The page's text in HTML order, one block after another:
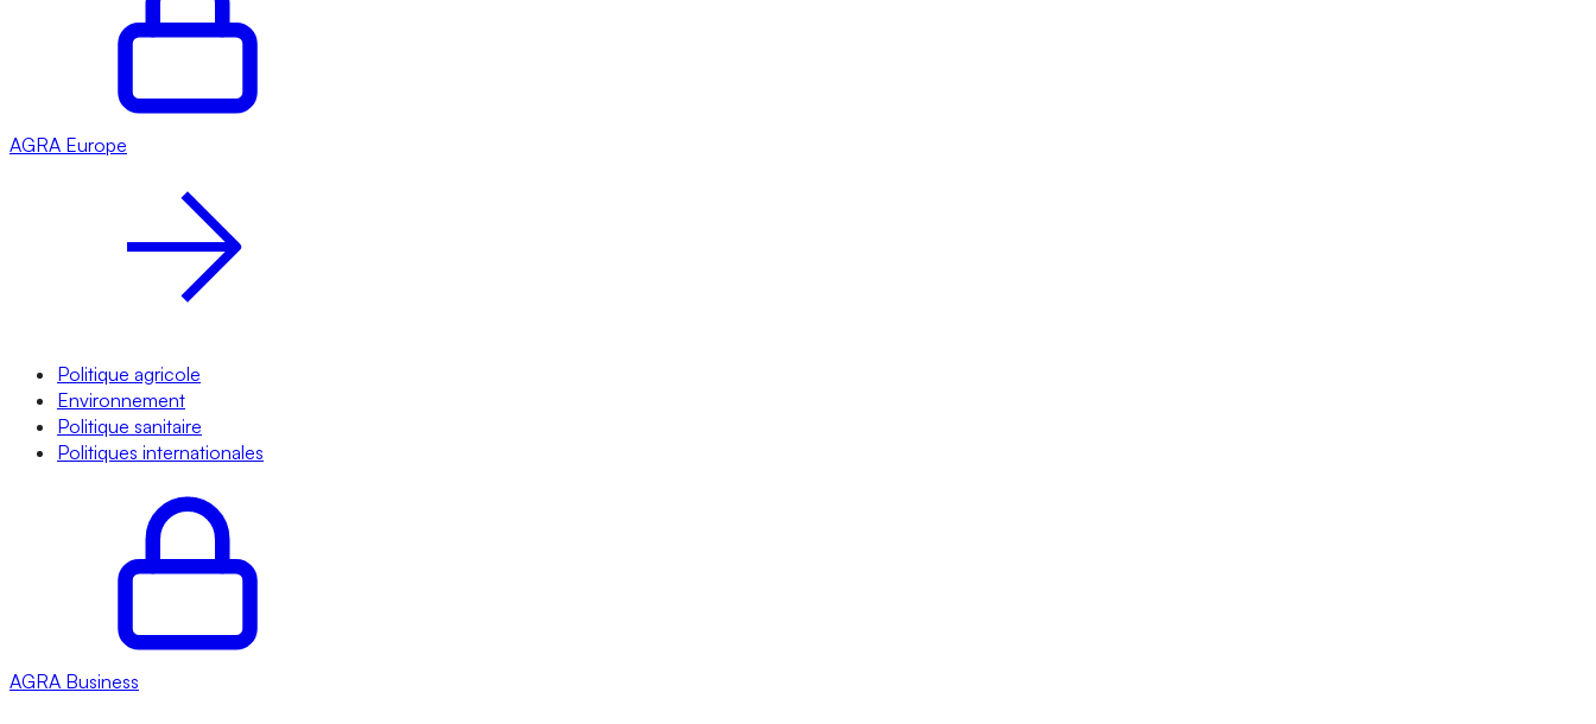
AGRA Europe
Politique agricole
Environnement
Politique sanitaire
Politiques internationales
AGRA Business